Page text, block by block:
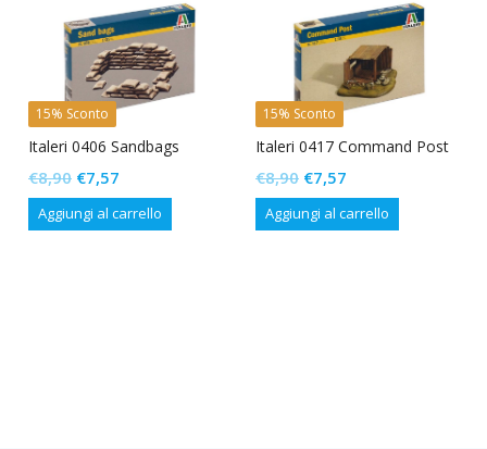
15% Sconto
Italeri 0406 Sandbags
€8,90 Il
prezzo
originale
€7,57
prezzo
attuale
Aggiungi al carrello
15% Sconto
Italeri 0417 Command Post
€8,90 Il
prezzo
originale
€7,57
prezzo
attuale
Aggiungi al carrello